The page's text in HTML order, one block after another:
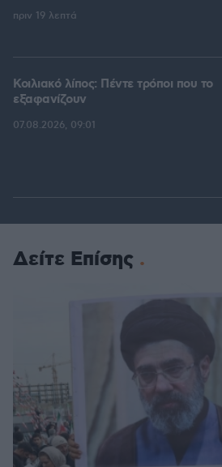
πριν 19 λεπτά
Κοιλιακό λίπος: Πέντε τρόποι που το
εξαφανίζουν
07.08.2026, 09:01
Δείτε Επίσης